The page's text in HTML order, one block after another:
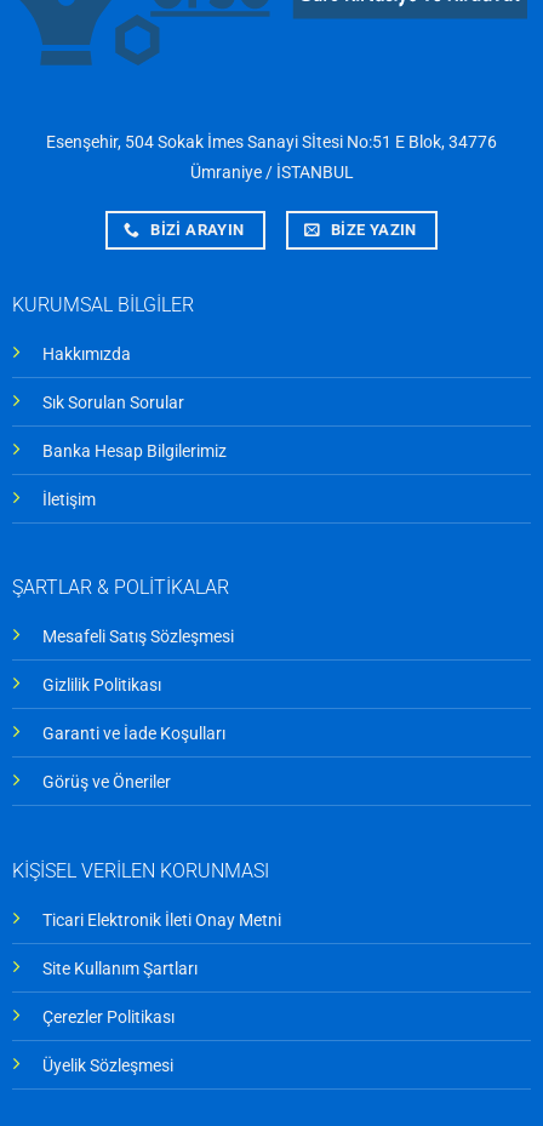
Esenşehir, 504 Sokak İmes Sanayi Sİtesi No:51 E Blok, 34776
Ümraniye / İSTANBUL
BİZİ ARAYIN BİZE YAZIN
KURUMSAL BİLGİLER
Hakkımızda
Sık Sorulan Sorular
Banka Hesap Bilgilerimiz
İletişim
ŞARTLAR & POLİTİKALAR
Mesafeli Satış Sözleşmesi
Gizlilik Politikası
Garanti ve İade Koşulları
Görüş ve Öneriler
KİŞİSEL VERİLEN KORUNMASI
Ticari Elektronik İleti Onay Metni
Site Kullanım Şartları
Çerezler Politikası
Üyelik Sözleşmesi